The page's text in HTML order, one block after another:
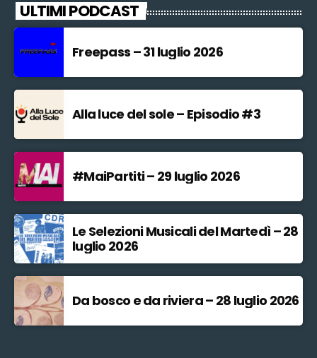
ULTIMI PODCAST
Freepass – 31 luglio 2026
Alla luce del sole – Episodio #3
#MaiPartiti – 29 luglio 2026
Le Selezioni Musicali del Martedì – 28
luglio 2026
Da bosco e da riviera – 28 luglio 2026